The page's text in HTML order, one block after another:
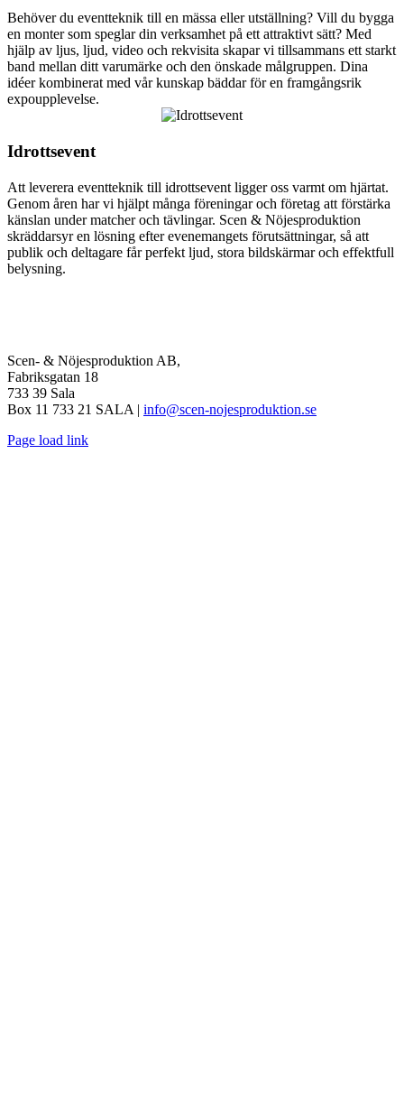
Behöver du eventteknik till en mässa eller utställning? Vill du bygga
en monter som speglar din verksamhet på ett attraktivt sätt? Med
hjälp av ljus, ljud, video och rekvisita skapar vi tillsammans ett starkt
band mellan ditt varumärke och den önskade målgruppen. Dina
idéer kombinerat med vår kunskap bäddar för en framgångsrik
expoupplevelse.
Idrottsevent
Att leverera eventteknik till idrottsevent ligger oss varmt om hjärtat.
Genom åren har vi hjälpt många föreningar och företag att förstärka
känslan under matcher och tävlingar. Scen & Nöjesproduktion
skräddarsyr en lösning efter evenemangets förutsättningar, så att
publik och deltagare får perfekt ljud, stora bildskärmar och effektfull
belysning.
Scen- & Nöjesproduktion AB,
Fabriksgatan 18
733 39 Sala
Box 11 733 21 SALA | info@scen-nojesproduktion.se
Page load link